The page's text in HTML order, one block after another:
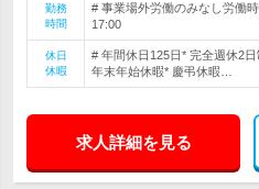
勤務
時間
# 事業場外労働のみなし労働
17:00
休日
休暇
# 年間休日125日* 完全週休2
年末年始休暇* 慶弔休暇…
求人詳細を見る